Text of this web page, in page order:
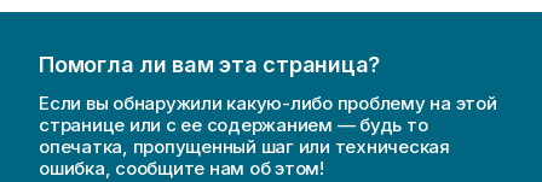
Помогла ли вам эта страница?
Если вы обнаружили какую-либо проблему на этой
странице или с ее содержанием — будь то
опечатка, пропущенный шаг или техническая
ошибка, сообщите нам об этом!